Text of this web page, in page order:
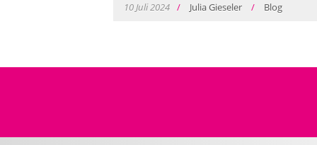
10Juli2024 / Julia Gieseler / Blog